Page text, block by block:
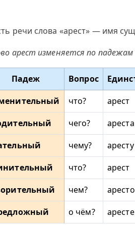
речи слова «арест» — имя
арест изменяется по
Падеж Вопрос
что? арест
чего? ареста
чему? аресту
что? арест
чем?
о чём? аресте